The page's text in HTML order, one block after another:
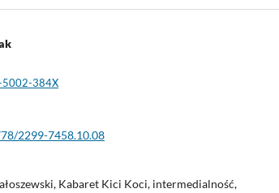
5002-384X
2299-7458.10.08
Kabaret Kici Koci, intermedialność,